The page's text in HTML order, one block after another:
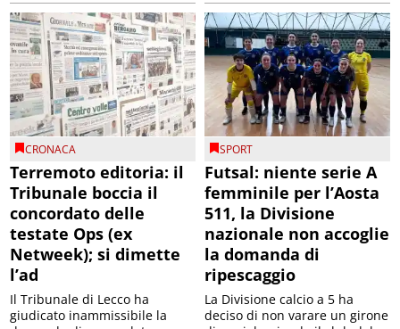
CRONACA
Terremoto editoria: il
Tribunale boccia il
concordato delle
testate Ops (ex
Netweek); si dimette
l’ad
Il Tribunale di Lecco ha
giudicato inammissibile la
SPORT
Futsal: niente serie A
femminile per l’Aosta
511, la Divisione
nazionale non accoglie
la domanda di
ripescaggio
La Divisione calcio a 5 ha
deciso di non varare un girone